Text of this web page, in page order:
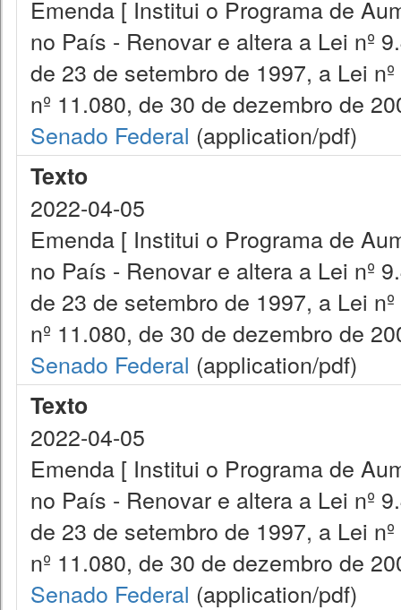
Emenda [ Institui o Programa de
no País - Renovar e altera a Lei nº
de 23 de setembro de 1997, a Lei
nº 11.080, de 30 de dezembro de
Senado Federal (application/pdf)
Texto
2022-04-05
Emenda [ Institui o Programa de
no País - Renovar e altera a Lei nº
de 23 de setembro de 1997, a Lei
nº 11.080, de 30 de dezembro de
Senado Federal (application/pdf)
Texto
2022-04-05
Emenda [ Institui o Programa de
no País - Renovar e altera a Lei nº
de 23 de setembro de 1997, a Lei
nº 11.080, de 30 de dezembro de
Senado Federal (application/pdf)